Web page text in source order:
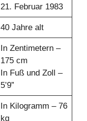
21. Februar 1983
40 Jahre alt
In Zentimetern –
175 cm
In Fuß und Zoll –
5’9”
In Kilogramm – 76
kg